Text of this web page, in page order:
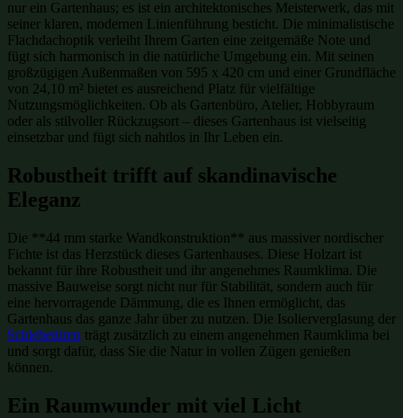
nur ein Gartenhaus; es ist ein architektonisches Meisterwerk, das mit
seiner klaren, modernen Linienführung besticht. Die minimalistische
Flachdachoptik verleiht Ihrem Garten eine zeitgemäße Note und
fügt sich harmonisch in die natürliche Umgebung ein. Mit seinen
großzügigen Außenmaßen von 595 x 420 cm und einer Grundfläche
von 24,10 m² bietet es ausreichend Platz für vielfältige
Nutzungsmöglichkeiten. Ob als Gartenbüro, Atelier, Hobbyraum
oder als stilvoller Rückzugsort – dieses Gartenhaus ist vielseitig
einsetzbar und fügt sich nahtlos in Ihr Leben ein.
Robustheit trifft auf skandinavische
Eleganz
Die **44 mm starke Wandkonstruktion** aus massiver nordischer
Fichte ist das Herzstück dieses Gartenhauses. Diese Holzart ist
bekannt für ihre Robustheit und ihr angenehmes Raumklima. Die
massive Bauweise sorgt nicht nur für Stabilität, sondern auch für
eine hervorragende Dämmung, die es Ihnen ermöglicht, das
Gartenhaus das ganze Jahr über zu nutzen. Die Isolierverglasung der
Schiebetüren trägt zusätzlich zu einem angenehmen Raumklima bei
und sorgt dafür, dass Sie die Natur in vollen Zügen genießen
können.
Ein Raumwunder mit viel Licht